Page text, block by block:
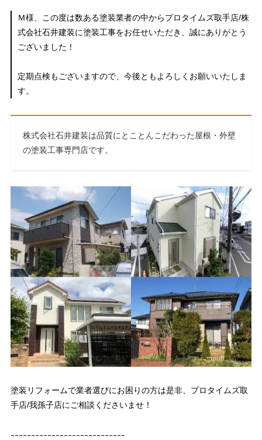
Ｍ様、この度は数ある塗装業者の中からプロタイムズ取手店/株
式会社石井建装に塗装工事をお任せいただき、誠にありがとう
ございました！
定期点検もございますので、今後ともよろしくお願いいたしま
す。
株式会社石井建装は品質にとことんこだわった屋根・外壁
の塗装工事専門店です。
塗装リフォームで業者選びにお困りの方は是非、プロタイムズ取
手店/我孫子店にご相談くださいませ！
ｰｰｰｰｰｰｰｰｰｰｰｰｰｰｰｰｰｰｰｰｰｰｰｰｰｰｰｰ